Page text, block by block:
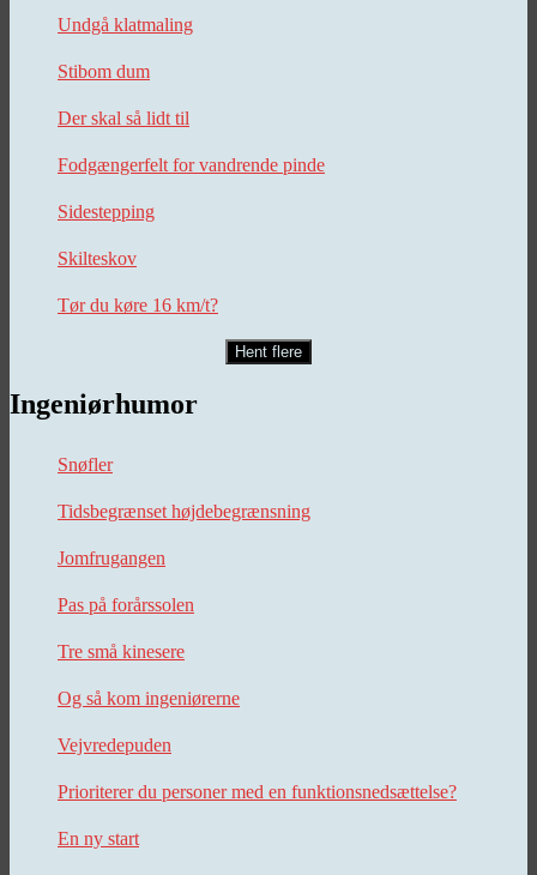
Undgå klatmaling
Stibom dum
Der skal så lidt til
Fodgængerfelt for vandrende pinde
Sidestepping
Skilteskov
Tør du køre 16 km/t?
Hent flere
Ingeniørhumor
Snøfler
Tidsbegrænset højdebegrænsning
Jomfrugangen
Pas på forårssolen
Tre små kinesere
Og så kom ingeniørerne
Vejvredepuden
Prioriterer du personer med en funktionsnedsættelse?
En ny start